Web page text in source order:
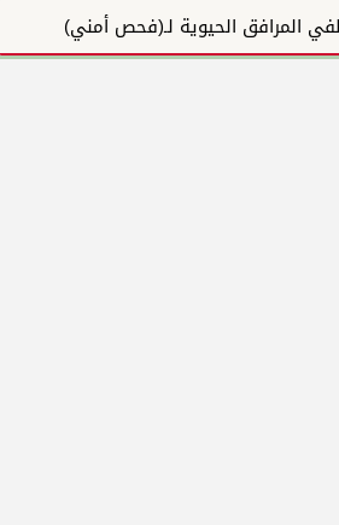
المرافق الحيوية لـ(فحص أمني)